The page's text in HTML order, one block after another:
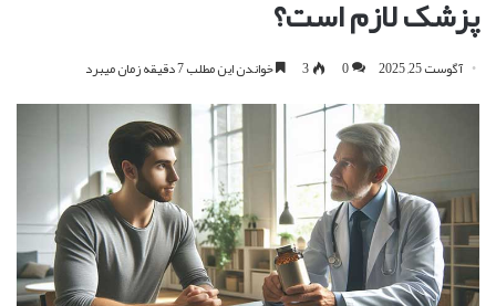
پزشک لازم است؟
آگوست 25, 2025 0
3 خواندن این مطلب 7 دقیقه زمان میبرد